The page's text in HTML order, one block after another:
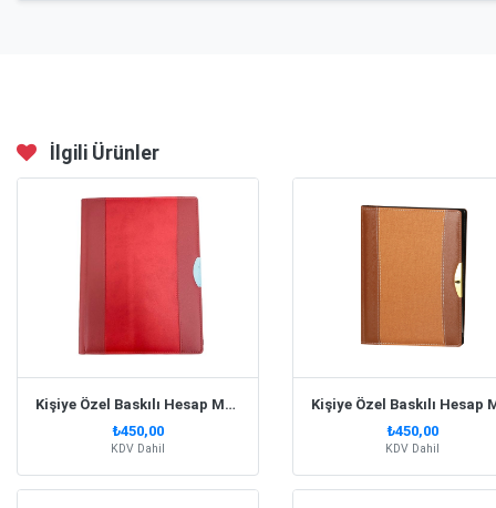
İlgili Ürünler
Kişiye Özel Baskılı Hesap Makinalı Kırmızı Sekreterlik
₺450,00
KDV Dahil
₺450,00
KDV Dahil